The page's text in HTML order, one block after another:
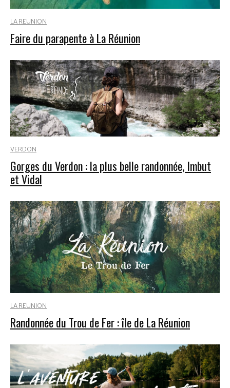
LA REUNION
Faire du parapente à La Réunion
VERDON
Gorges du Verdon : la plus belle randonnée, Imbut
et Vidal
LA REUNION
Randonnée du Trou de Fer : île de La Réunion